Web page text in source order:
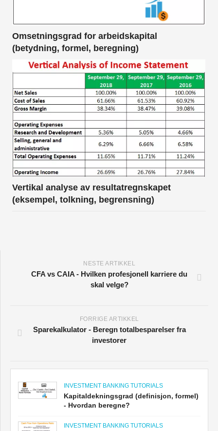
Omsetningsgrad for arbeidskapital
(betydning, formel, beregning)
Vertikal analyse av resultatregnskapet
(eksempel, tolkning, begrensning)
NESTE ARTIKKEL
CFA vs CAIA - Hvilken profesjonell karriere du
skal velge?
FORRIGE ARTIKKEL
Sparekalkulator - Beregn totalbesparelser fra
investorer
INVESTMENT BANKING TUTORIALS
Kapitaldekningsgrad (definisjon, formel)
- Hvordan beregne?
INVESTMENT BANKING TUTORIALS